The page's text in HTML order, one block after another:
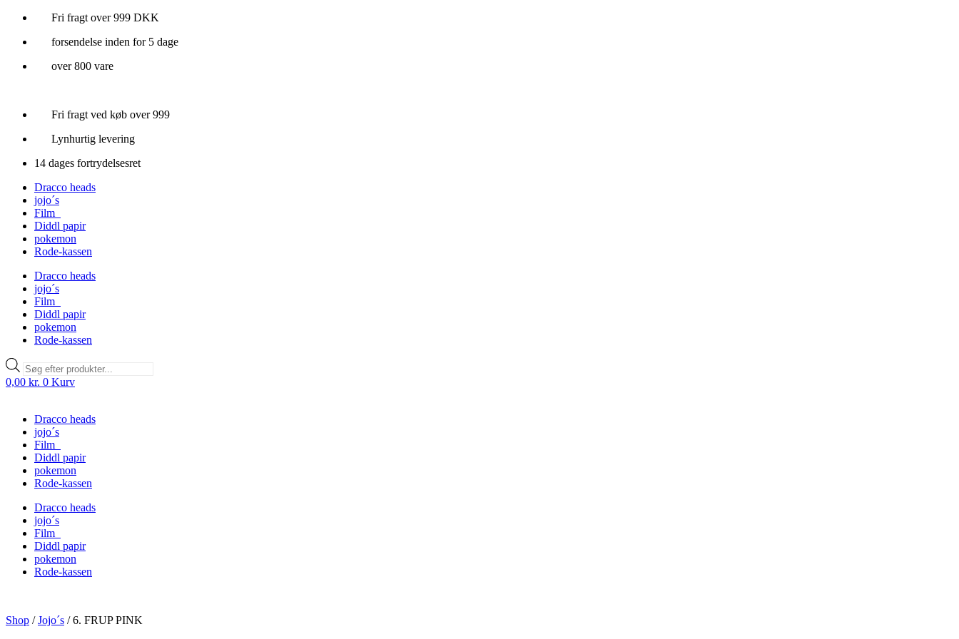
Videre
indhold
Fri fragt over 999 DKK
forsendelse inden for 5 dage
over 800 vare
Fri fragt ved køb over 999
Lynhurtig levering
14 dages fortrydelsesret
Dracco heads
jojo´s
Film
Diddl papir
pokemon
Rode-kassen
Dracco heads
jojo´s
Film
Diddl papir
pokemon
Rode-kassen
Products
search
0,00 kr. 0 Kurv
Dracco heads
jojo´s
Film
Diddl papir
pokemon
Rode-kassen
Dracco heads
jojo´s
Film
Diddl papir
pokemon
Rode-kassen
Shop /Jojo´s /6. FRUP PINK